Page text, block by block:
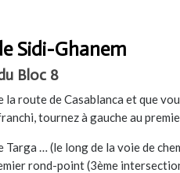
Sidi-Ghanem
Bloc 8
la route de Casablanca et que
tournez à gauche au
Targa … (le long de la voie de
rond-point (3ème